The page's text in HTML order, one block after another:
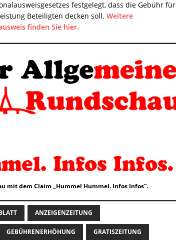
festgelegt, dass die Gebühr für
Beteiligten decken soll. Weitere
finden Sie hier.
mit dem Claim „Hummel Hummel. Infos Infos“.
ANZEIGENZEITUNG
GEBÜHRENERHÖHUNG GRATISZEITUNG